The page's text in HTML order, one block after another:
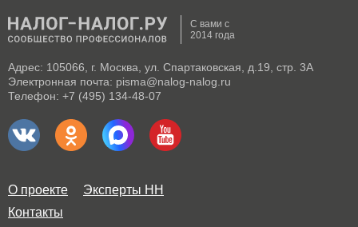
С вами с
2014 года
Адрес: 105066, г. Москва, ул. Спартаковская, д.19, стр. 3А
Электронная почта: pisma@nalog-nalog.ru
Телефон: +7 (495) 134-48-07
О проекте
Эксперты НН
Контакты